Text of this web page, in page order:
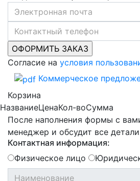
Согласие на условия
Коммерческое
Корзина
НазваниеЦенаКол-воСумма
После наполнения формы с
менеджер и обсудит все
Контактная информация:
Физическое лицо